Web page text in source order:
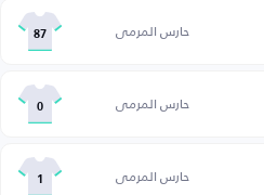
حارس المرمى 87
حارس المرمى 0
حارس المرمى 1